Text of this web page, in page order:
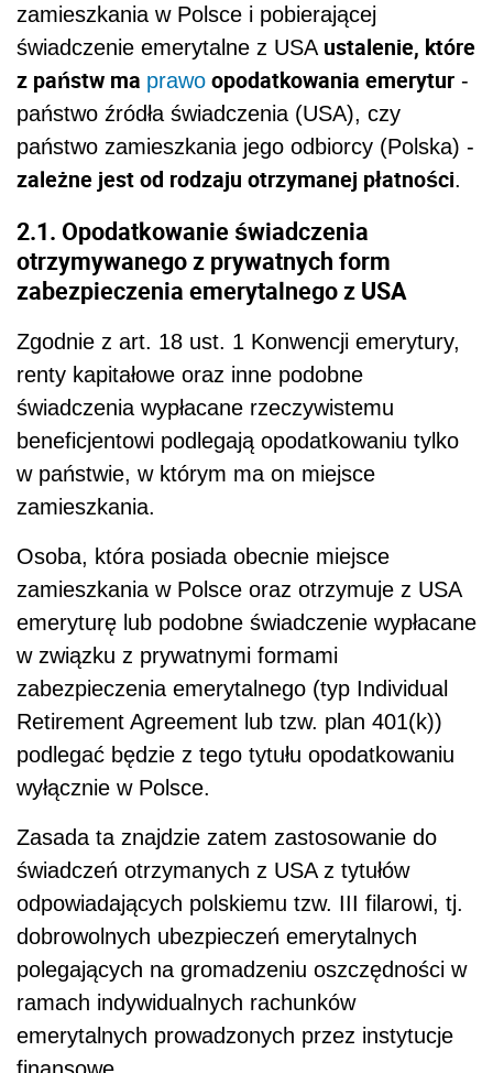
zamieszkania w Polsce i pobierającej
świadczenie emerytalne z USA ustalenie, które
z państw ma prawo opodatkowania emerytur -
państwo źródła świadczenia (USA), czy
państwo zamieszkania jego odbiorcy (Polska) -
zależne jest od rodzaju otrzymanej płatności.
2.1. Opodatkowanie świadczenia
otrzymywanego z prywatnych form
zabezpieczenia emerytalnego z USA
Zgodnie z art. 18 ust. 1 Konwencji emerytury,
renty kapitałowe oraz inne podobne
świadczenia wypłacane rzeczywistemu
beneficjentowi podlegają opodatkowaniu tylko
w państwie, w którym ma on miejsce
zamieszkania.
Osoba, która posiada obecnie miejsce
zamieszkania w Polsce oraz otrzymuje z USA
emeryturę lub podobne świadczenie wypłacane
w związku z prywatnymi formami
zabezpieczenia emerytalnego (typ Individual
Retirement Agreement lub tzw. plan 401(k))
podlegać będzie z tego tytułu opodatkowaniu
wyłącznie w Polsce.
Zasada ta znajdzie zatem zastosowanie do
świadczeń otrzymanych z USA z tytułów
odpowiadających polskiemu tzw. III filarowi, tj.
dobrowolnych ubezpieczeń emerytalnych
polegających na gromadzeniu oszczędności w
ramach indywidualnych rachunków
emerytalnych prowadzonych przez instytucje